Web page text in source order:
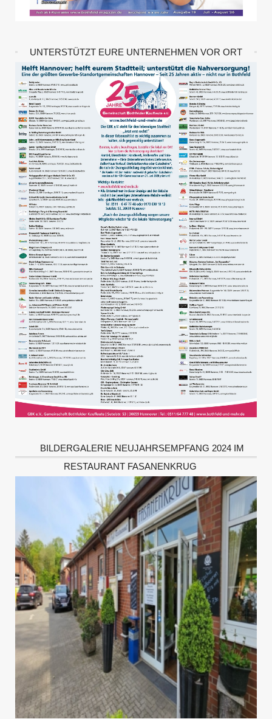
UNTERSTÜTZT EURE UNTERNEHMEN VOR ORT
BILDERGALERIE NEUJAHRSEMPFANG 2024 IM
RESTAURANT FASANENKRUG